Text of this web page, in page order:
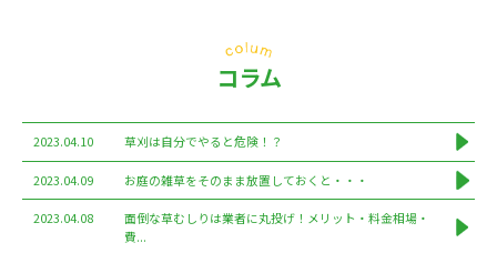
コラム
2023.04.10 草刈は自分でやると危険！？
2023.04.09 お庭の雑草をそのまま放置しておくと・・・
2023.04.08
面倒な草むしりは業者に丸投げ！メリット・料金相場・
費...